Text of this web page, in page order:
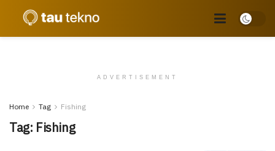
ADVERTISEMENT
Home Tag Fishing
Tag: Fishing